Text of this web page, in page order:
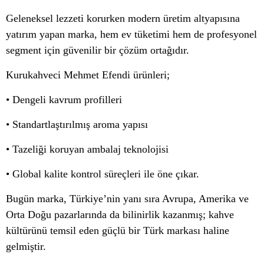
Geleneksel lezzeti korurken modern üretim altyapısına
yatırım yapan marka, hem ev tüketimi hem de profesyonel
segment için güvenilir bir çözüm ortağıdır.
Kurukahveci Mehmet Efendi ürünleri;
• Dengeli kavrum profilleri
• Standartlaştırılmış aroma yapısı
• Tazeliği koruyan ambalaj teknolojisi
• Global kalite kontrol süreçleri ile öne çıkar.
Bugün marka, Türkiye’nin yanı sıra Avrupa, Amerika ve
Orta Doğu pazarlarında da bilinirlik kazanmış; kahve
kültürünü temsil eden güçlü bir Türk markası haline
gelmiştir.